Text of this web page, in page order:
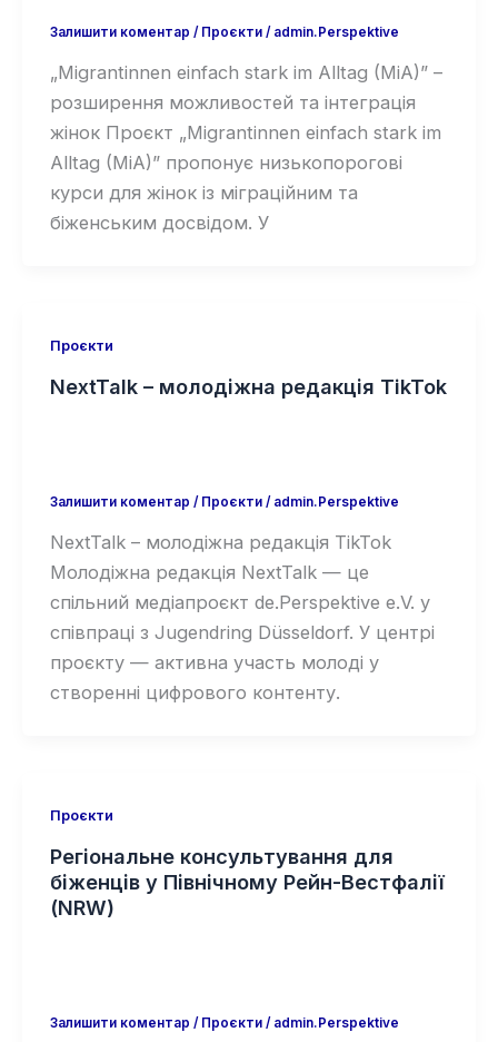
Залишити коментар / Проєкти/ admin.Perspektive
„Migrantinnen einfach stark im Alltag (MiA)” –
розширення можливостей та інтеграція
жінок Проєкт „Migrantinnen einfach stark im
Alltag (MiA)” пропонує низькопорогові
курси для жінок із міграційним та
біженським досвідом. У
Проєкти
NextTalk – молодіжна редакція TikTok
Залишити коментар / Проєкти/ admin.Perspektive
NextTalk – молодіжна редакція TikTok
Молодіжна редакція NextTalk — це
спільний медіапроєкт de.Perspektive e.V. у
співпраці з Jugendring Düsseldorf. У центрі
проєкту — активна участь молоді у
створенні цифрового контенту.
Проєкти
Регіональне консультування для
біженців у Північному Рейн-Вестфалії
(NRW)
Залишити коментар / Проєкти/ admin.Perspektive